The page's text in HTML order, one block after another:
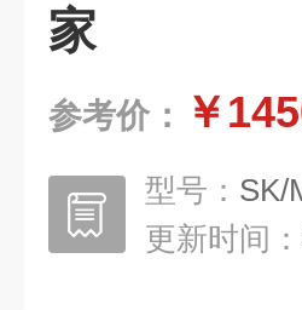
家
参考价： ￥
型号： SK/
更新时间：